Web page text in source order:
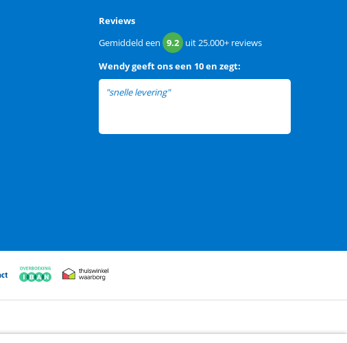
Reviews
Gemiddeld een 9.2 uit25.000+ reviews
Wendygeeft ons een 10 en zegt:
"snelle levering"